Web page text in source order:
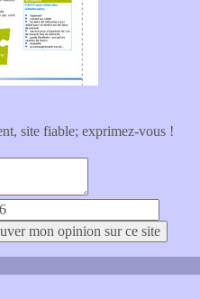
site fiable; exprimez-vous !